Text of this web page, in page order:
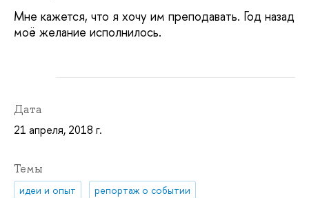
Мне кажется, что я хочу им преподавать. Год назад
моё желание исполнилось.
Дата
21 апреля, 2018 г.
Темы
идеи и опыт
репортаж о событии